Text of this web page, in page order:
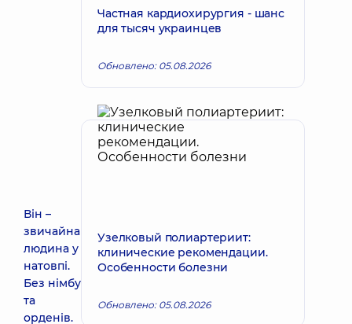
Він –
звичайна
людина у
натовпі.
Без німбу
та
орденів.
Частная кардиохирургия - шанс
для тысяч украинцев
Обновлено: 05.08.2026
Узелковый полиартериит:
клинические рекомендации.
Особенности болезни
Обновлено: 05.08.2026